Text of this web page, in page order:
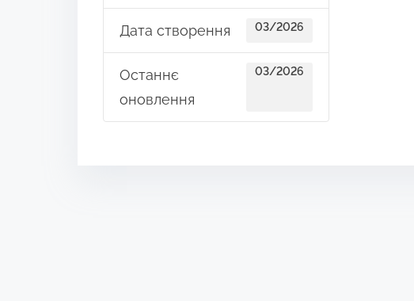
Дата створення 03/2026
Останнє
оновлення
03/2026